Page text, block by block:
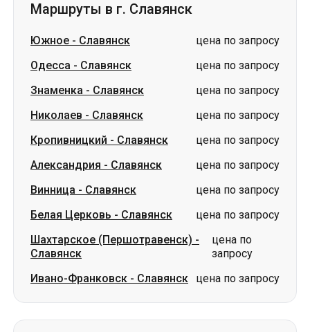
Маршруты в г. Славянск
Южное - Славянск
цена по запросу
Одесса - Славянск
цена по запросу
Знаменка - Славянск
цена по запросу
Николаев - Славянск
цена по запросу
Кропивницкий - Славянск
цена по запросу
Александрия - Славянск
цена по запросу
Винница - Славянск
цена по запросу
Белая Церковь - Славянск
цена по запросу
Шахтарское (Першотравенск) -
Славянск
цена по
запросу
Ивано-Франковск - Славянск цена по запросу